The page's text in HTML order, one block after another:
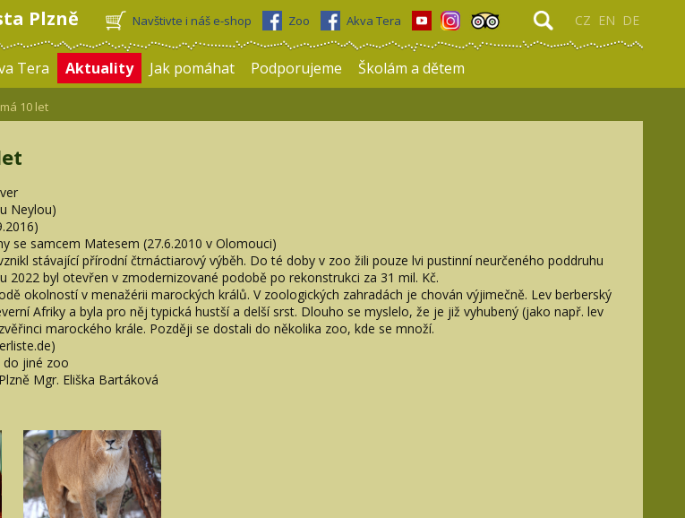
Plzně CZ EN DE
Navštivte i náš e-shop Zoo Akva Tera
Tera Aktuality Jak pomáhat Podporujeme Školám a dětem
10 let
Neylou)
se samcem Matesem (27.6.2010 v Olomouci)
stávající přírodní čtrnáctiarový výběh. Do té doby v zoo žili pouze lvi pustinní neurčeného poddruhu
2022 byl otevřen v zmodernizované podobě po rekonstrukci za 31 mil. Kč.
okolností v menažérii marockých králů. V zoologických zahradách je chován výjimečně. Lev berberský
Afriky a byla pro něj typická hustší a delší srst. Dlouho se myslelo, že je již vyhubený (jako např. lev
marockého krále. Později se dostali do několika zoo, kde se množí.
do jiné zoo
Mgr. Eliška Bartáková